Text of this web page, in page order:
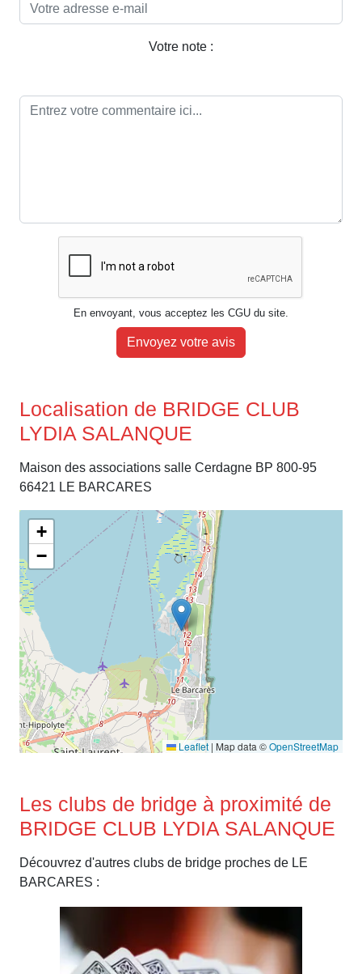
Votre note :
En envoyant, vous acceptez les CGU du site.
Envoyez votre avis
Localisation de BRIDGE CLUB
LYDIA SALANQUE
Maison des associations salle Cerdagne BP 800-95
66421 LE BARCARES
+
−
Leaflet | Map data ©OpenStreetMap
Les clubs de bridge à proximité de
BRIDGE CLUB LYDIA SALANQUE
Découvrez d'autres clubs de bridge proches de LE
BARCARES :